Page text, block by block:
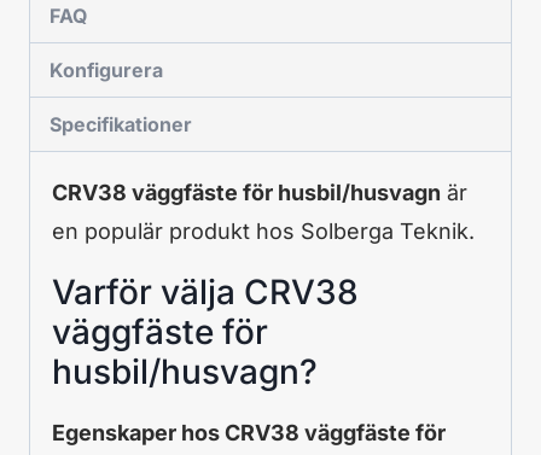
FAQ
Konfigurera
Specifikationer
CRV38 väggfäste för husbil/husvagn är
en populär produkt hos Solberga Teknik.
Varför välja CRV38
väggfäste för
husbil/husvagn?
Egenskaper hos CRV38 väggfäste för